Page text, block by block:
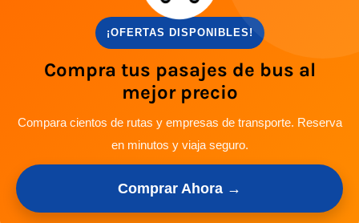
¡OFERTAS DISPONIBLES!
Compra tus pasajes de bus al
mejor precio
Compara cientos de rutas y empresas de transporte. Reserva
en minutos y viaja seguro.
Comprar Ahora →